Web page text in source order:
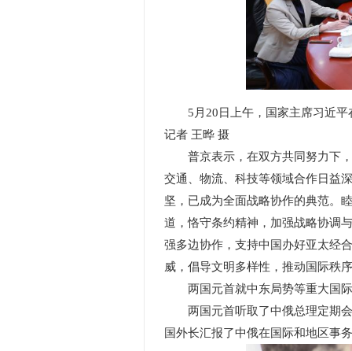
5月20日上午，国家主席习近
记者 王晔 摄
普京表示，在双方共同努力下，
交通、物流、科技等领域合作日益
坚，已成为全面战略协作的典范。
道，恪守条约精神，加强战略协调
强多边协作，支持中国办好亚太经
威，倡导文明多样性，推动国际秩
两国元首就中东局势等重大国际
两国元首听取了中俄总理定期会
国外长汇报了中俄在国际和地区事